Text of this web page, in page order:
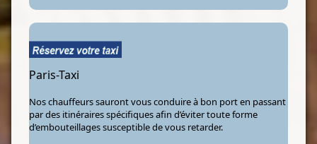
Paris-Taxi
Nos chauffeurs sauront vous conduire à bon port en passant
par des itinéraires spécifiques afin d’éviter toute forme
d’embouteillages susceptible de vous retarder.